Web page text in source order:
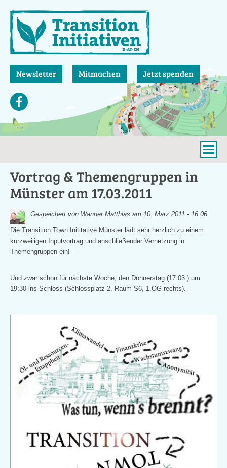
zum
Inhalt
Newsletter Mitmachen Jetzt spenden
Vortrag & Themengruppen in
Münster am 17.03.2011
Gespeichert von Wanner Matthias am 10. März 2011 - 16:06
Die Transition Town Inititative Münster lädt sehr herzlich zu einem
kurzweiligen Inputvortrag und anschließender Vernetzung in
Themengruppen ein!
Und zwar schon für nächste Woche, den Donnerstag (17.03.) um
19:30 ins Schloss (Schlossplatz 2, Raum S6, 1.OG rechts).